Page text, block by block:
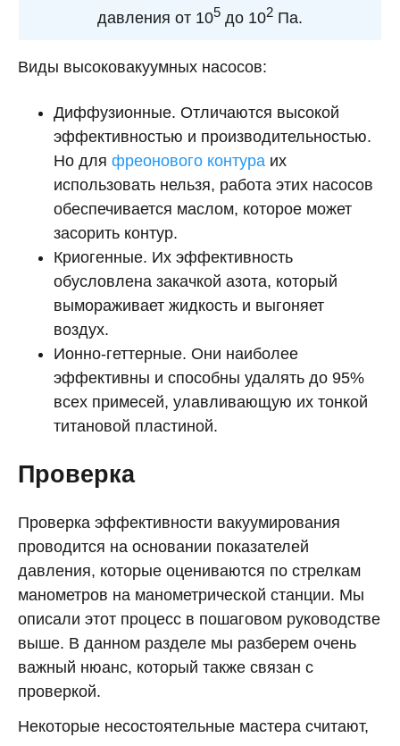
давления от 105 до 102 Па.
Виды высоковакуумных насосов:
Диффузионные. Отличаются высокой
эффективностью и производительностью.
Но для фреонового контура их
использовать нельзя, работа этих насосов
обеспечивается маслом, которое может
засорить контур.
Криогенные. Их эффективность
обусловлена закачкой азота, который
вымораживает жидкость и выгоняет
воздух.
Ионно-геттерные. Они наиболее
эффективны и способны удалять до 95%
всех примесей, улавливающую их тонкой
титановой пластиной.
Проверка
Проверка эффективности вакуумирования
проводится на основании показателей
давления, которые оцениваются по стрелкам
манометров на манометрической станции. Мы
описали этот процесс в пошаговом руководстве
выше. В данном разделе мы разберем очень
важный нюанс, который также связан с
проверкой.
Некоторые несостоятельные мастера считают,